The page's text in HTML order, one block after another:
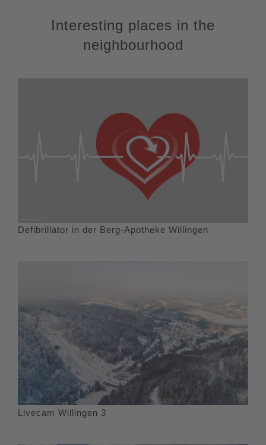
Interesting places in the
neighbourhood
Defibrillator in der Berg-Apotheke Willingen
Livecam Willingen 3